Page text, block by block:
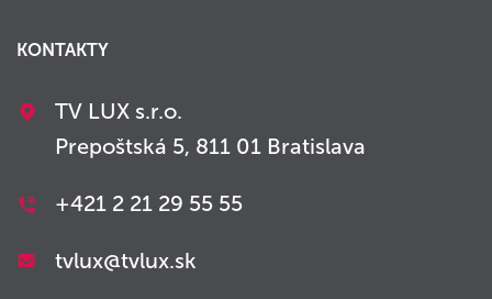
KONTAKTY
TV LUX s.r.o.
Prepoštská 5, 811 01 Bratislava
+421 2 21 29 55 55
tvlux@tvlux.sk